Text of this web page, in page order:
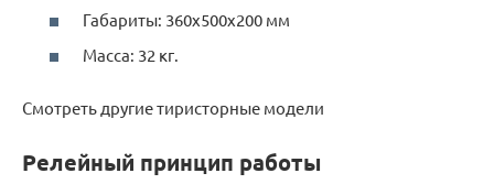
Габариты: 360х500х200 мм
Масса: 32 кг.
Смотреть другие тиристорные модели
Релейный принцип работы